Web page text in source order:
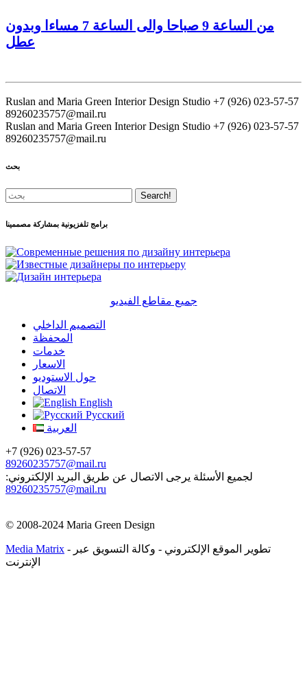
من الساعة 9 صباحا والى الساعة 7 مساءا وبدون
عطل
Ruslan and Maria Green Interior Design Studio +7 (926) 023-57-57
89260235757@mail.ru
Ruslan and Maria Green Interior Design Studio +7 (926) 023-57-57
89260235757@mail.ru
بحث
برامج تلفزيونية بمشاركة مصممينا
جميع مقاطع الفيديو
التصميم الداخلي
المحفظة
خدمات
الاسعار
حول الاستوديو
الاتصال
English
Русский
العربية
+7 (926) 023-57-57
89260235757@mail.ru
لجميع الأسئلة يرجى الاتصال عن طريق البريد الإلكتروني:
89260235757@mail.ru
© 2008-2024 Maria Green Design
Media Matrix - تطوير الموقع الإلكتروني - وكالة التسويق عبر
الإنترنت